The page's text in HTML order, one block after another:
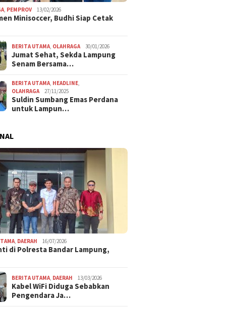
PEMPROV 13/02/2026
Minisoccer, Budhi Siap Cetak
BERITA UTAMA OLAHRAGA 30/01/2026
Jumat Sehat, Sekda Lampung
Senam Bersama…
BERITA UTAMA HEADLINE
OLAHRAGA
27/11/2025
Suldin Sumbang Emas Perdana
untuk Lampun…
DAERAH 16/07/2026
di Polresta Bandar Lampung,
BERITA UTAMA DAERAH 13/03/2026
Kabel WiFi Diduga Sebabkan
Pengendara Ja…